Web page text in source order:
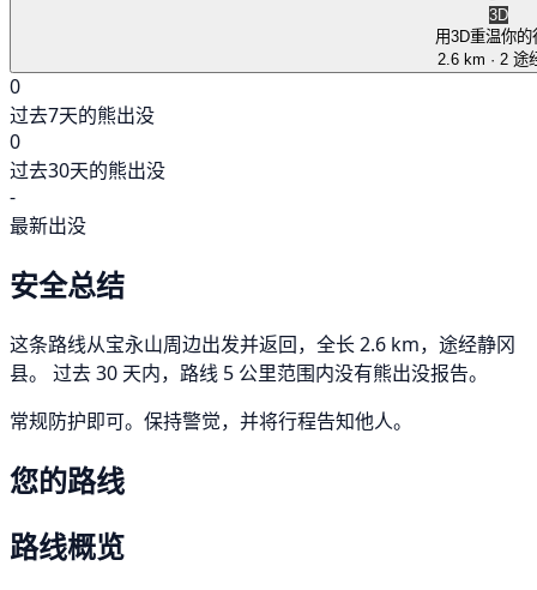
3D
用3D重温你的
2.6 km · 2 途
0
过去7天的熊出没
0
过去30天的熊出没
-
最新出没
安全总结
这条路线从宝永山周边出发并返回，全长 2.6 km，途经静冈
县。 过去 30 天内，路线 5 公里范围内没有熊出没报告。
常规防护即可。保持警觉，并将行程告知他人。
您的路线
路线概览